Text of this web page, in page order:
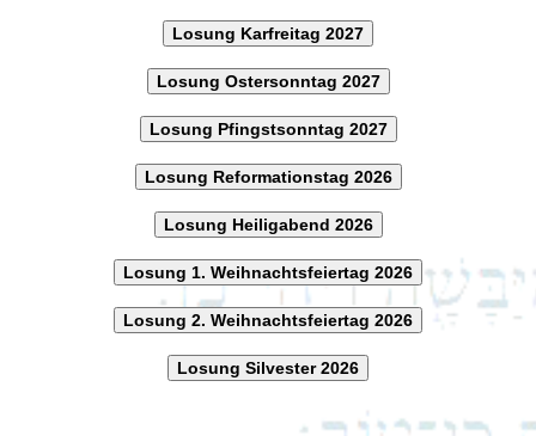
Losung Karfreitag 2027
Losung Ostersonntag 2027
Losung Pfingstsonntag 2027
Losung Reformationstag 2026
Losung Heiligabend 2026
Losung 1. Weihnachtsfeiertag 2026
Losung 2. Weihnachtsfeiertag 2026
Losung Silvester 2026